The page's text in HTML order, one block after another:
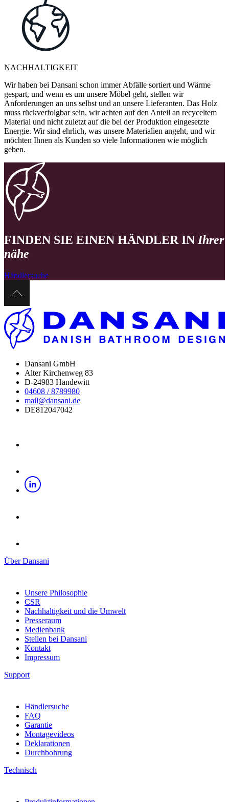
NACHHALTIGKEIT
Wir haben bei Dansani schon immer Abfälle sortiert und Wärme
gespart, und wenn es um unsere Möbel geht, stellen wir
Anforderungen an uns selbst und an unsere Lieferanten. Das Holz
muss rückverfolgbar sein, wir achten auf den Anteil an recyceltem
Material und nicht zuletzt auf die bei der Produktion eingesetzte
Energie. Wir sind ehrlich, was unsere Materialien angeht, und wir
möchten Ihnen als Kunden so viele Informationen wie möglich
geben.
FINDEN SIE EINEN HÄNDLER IN Ihrer
nähe
Händlersuche
Dansani GmbH
Alter Kirchenweg 83
D-24983 Handewitt
04608 / 8789980
mail@dansani.de
DE812047042
Über Dansani
Unsere Philosophie
CSR
Nachhaltigkeit und die Umwelt
Presseraum
Medienbank
Stellen bei Dansani
Kontakt
Impressum
Support
Händlersuche
FAQ
Garantie
Montagevideos
Deklarationen
Durchbohrung
Technisch